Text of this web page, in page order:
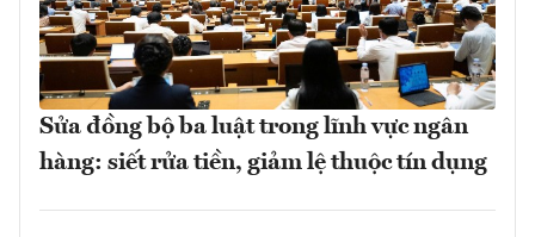
Sửa đồng bộ ba luật trong lĩnh vực ngân
hàng: siết rửa tiền, giảm lệ thuộc tín dụng